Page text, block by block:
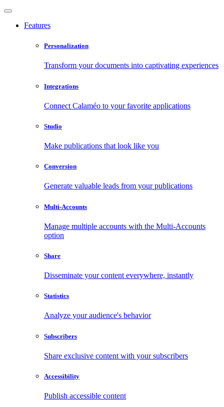
Features
Personalization
Transform your documents into captivating experiences
Integrations
Connect Calaméo to your favorite applications
Studio
Make publications that look like you
Conversion
Generate valuable leads from your publications
Multi-Accounts
Manage multiple accounts with the Multi-Accounts
option
Share
Disseminate your content everywhere, instantly
Statistics
Analyze your audience's behavior
Subscribers
Share exclusive content with your subscribers
Accessibility
Publish accessible content